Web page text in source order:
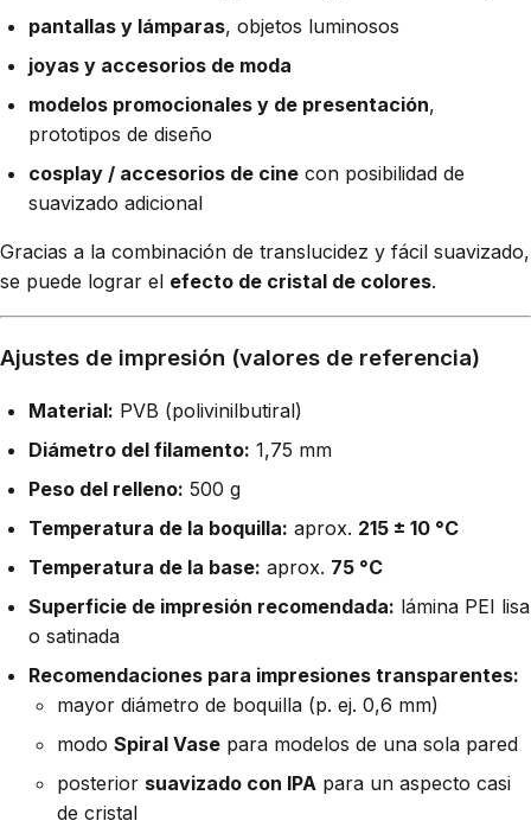
pantallas y lámparas, objetos luminosos
joyas y accesorios de moda
modelos promocionales y de presentación,
prototipos de diseño
cosplay / accesorios de cine con posibilidad de
suavizado adicional
Gracias a la combinación de translucidez y fácil suavizado,
se puede lograr el efecto de cristal de colores.
Ajustes de impresión (valores de referencia)
Material: PVB (polivinilbutiral)
Diámetro del filamento: 1,75 mm
Peso del relleno: 500 g
Temperatura de la boquilla: aprox. 215 ± 10 °C
Temperatura de la base: aprox. 75 °C
Superficie de impresión recomendada: lámina PEI lisa
o satinada
Recomendaciones para impresiones transparentes:
mayor diámetro de boquilla (p. ej. 0,6 mm)
modo Spiral Vase para modelos de una sola pared
posterior suavizado con IPA para un aspecto casi
de cristal